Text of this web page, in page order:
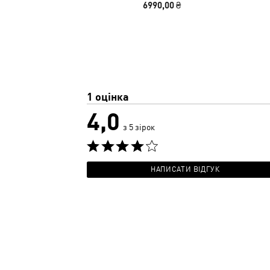
6990,00 ₴
1 оцінка
4,0 з 5 зірок
НАПИСАТИ ВІДГУК